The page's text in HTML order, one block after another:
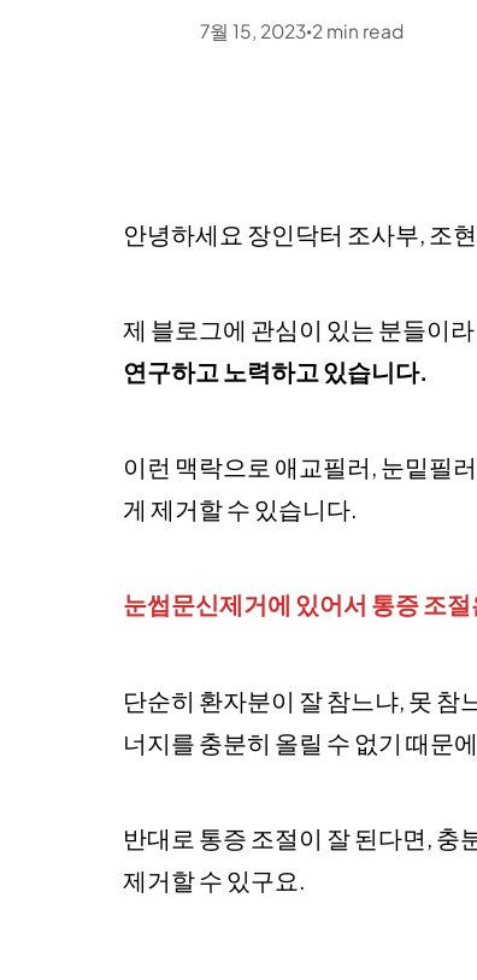
7월 15, 2023•2 min read
안녕하세요 장인닥터 조사부, 조
제 블로그에 관심이 있는 분들이
연구하고 노력하고 있습니다.
이런 맥락으로 애교필러, 눈밑필
게 제거할 수 있습니다.
눈썹문신제거에 있어서 통증 조
단순히 환자분이 잘 참느냐, 못 참
너지를 충분히 올릴 수 없기 때문
반대로 통증 조절이 잘 된다면, 충
제거할 수 있구요.